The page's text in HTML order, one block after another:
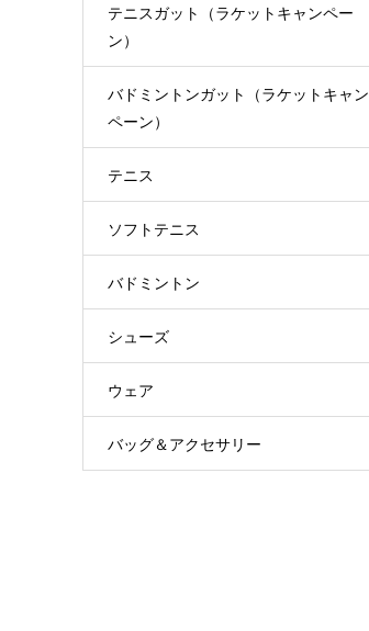
テニスガット（ラケットキャンペー
ン）
バドミントンガット（ラケットキャン
ペーン）
テニス
ソフトテニス
バドミントン
シューズ
ウェア
バッグ＆アクセサリー